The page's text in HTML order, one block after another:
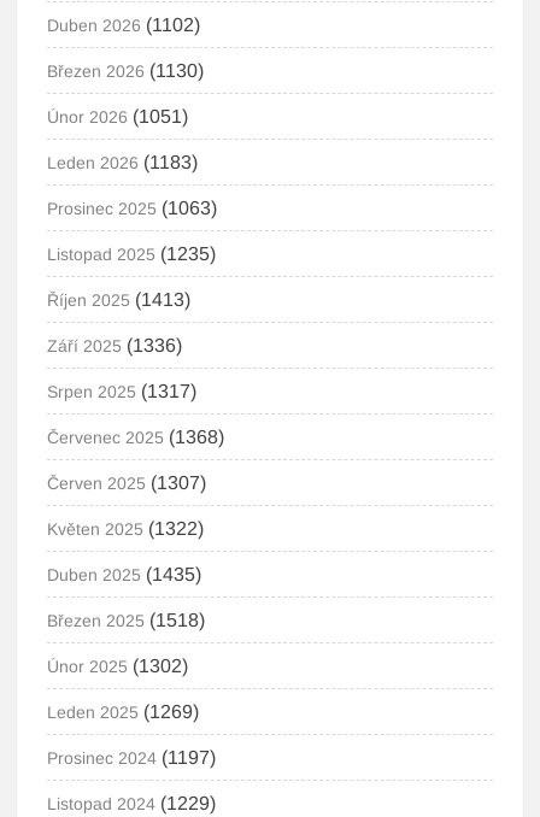
Duben 2026 (1102)
Březen 2026 (1130)
Únor 2026 (1051)
Leden 2026 (1183)
Prosinec 2025 (1063)
Listopad 2025 (1235)
Říjen 2025 (1413)
Září 2025 (1336)
Srpen 2025 (1317)
Červenec 2025 (1368)
Červen 2025 (1307)
Květen 2025 (1322)
Duben 2025 (1435)
Březen 2025 (1518)
Únor 2025 (1302)
Leden 2025 (1269)
Prosinec 2024 (1197)
Listopad 2024 (1229)